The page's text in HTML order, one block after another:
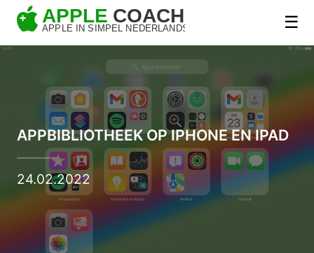
☰
APPBIBLIOTHEEK OP IPHONE EN IPAD
24.02.2022